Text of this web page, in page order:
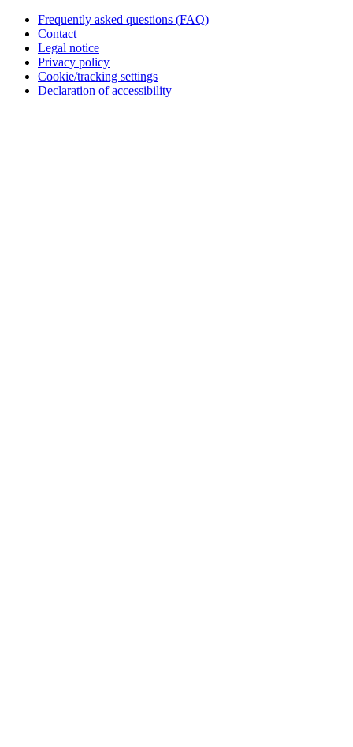
Frequently asked questions (FAQ)
Contact
Legal notice
Privacy policy
Cookie/tracking settings
Declaration of accessibility